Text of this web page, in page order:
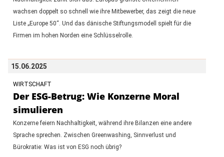
wachsen doppelt so schnell wie ihre Mitbewerber, das zeigt die neue
Liste „Europe 50“. Und das dänische Stiftungsmodell spielt für die
Firmen im hohen Norden eine Schlüsselrolle.
15.06.2025
WIRTSCHAFT
Der ESG-Betrug: Wie Konzerne Moral
simulieren
Konzerne feiern Nachhaltigkeit, während ihre Bilanzen eine andere
Sprache sprechen. Zwischen Greenwashing, Sinnverlust und
Bürokratie: Was ist von ESG noch übrig?